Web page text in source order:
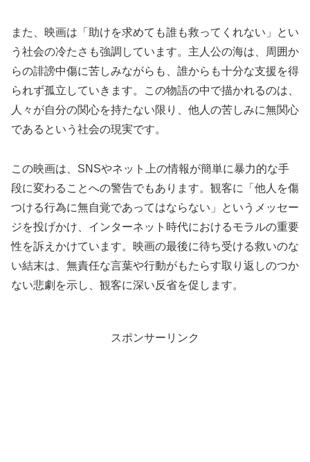
また、映画は「助けを求めても誰も救ってくれない」とい
う社会の冷たさも強調しています。主人公の海は、周囲か
らの誹謗中傷に苦しみながらも、誰からも十分な支援を得
られず孤立していきます。この物語の中で描かれるのは、
人々が自分の関心を持たない限り、他人の苦しみに無関心
であるという社会の現実です。
この映画は、SNSやネット上の情報が簡単に暴力的な手
段に変わることへの警告でもあります。観客に「他人を傷
つける行為に無自覚であってはならない」というメッセー
ジを投げかけ、インターネット時代におけるモラルの重要
性を訴えかけています。映画の最後に待ち受ける救いのな
い結末は、無責任な言葉や行動がもたらす取り返しのつか
ない悲劇を示し、観客に深い反省を促します。
スポンサーリンク